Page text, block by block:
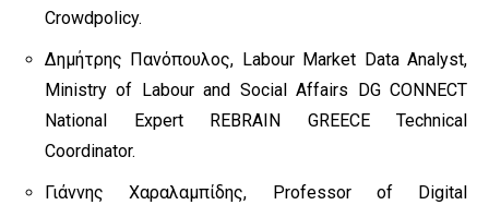
Crowdpolicy.
Δημήτρης Πανόπουλος, Labour Market Data Analyst,
Ministry of Labour and Social Affairs DG CONNECT
National Expert REBRAIN GREECE Technical
Coordinator.
Γιάννης Χαραλαμπίδης, Professor of Digital